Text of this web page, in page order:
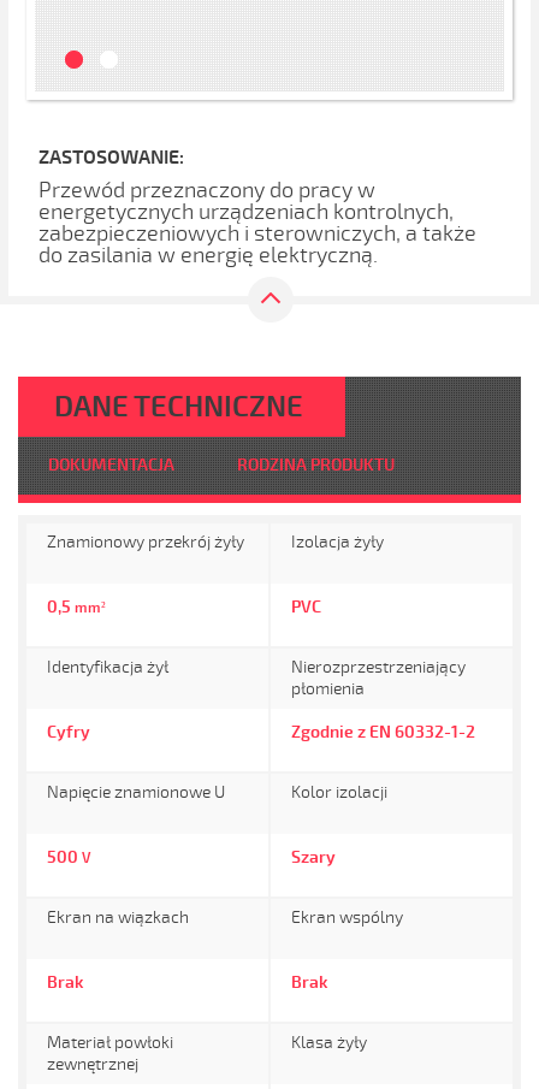
ZASTOSOWANIE:
Przewód przeznaczony do pracy w
energetycznych urządzeniach kontrolnych,
zabezpieczeniowych i sterowniczych, a także
do zasilania w energię elektryczną.
DANE TECHNICZNE
DOKUMENTACJA RODZINA PRODUKTU
Znamionowy przekrój żyły
0,5 mm²
Izolacja żyły
PVC
Identyfikacja żył
Cyfry
Nierozprzestrzeniający
płomienia
Zgodnie z EN 60332-1-2
Napięcie znamionowe U
500 V
Kolor izolacji
Szary
Ekran na wiązkach
Brak
Ekran wspólny
Brak
Materiał powłoki
zewnętrznej
Klasa żyły